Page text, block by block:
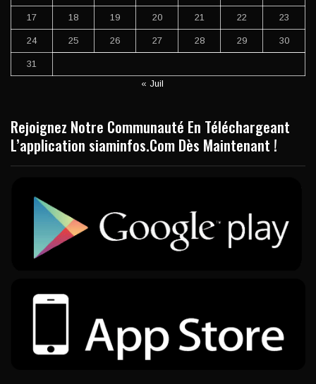
17 18 19 20 21 22 23
24 25 26 27 28 29 30
31
« Juil
Rejoignez Notre Communauté En Téléchargeant
L’application siaminfos.Com Dès Maintenant !